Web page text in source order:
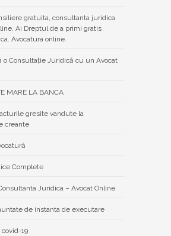
gratuita, consultanta juridica
Ai Dreptul de a primi gratis
Avocatura online.
o Consultație Juridică cu un Avocat
MARE LA BANCA
gresite vandute la
creante
Complete
Juridica – Avocat Online
de instanta de executare
19